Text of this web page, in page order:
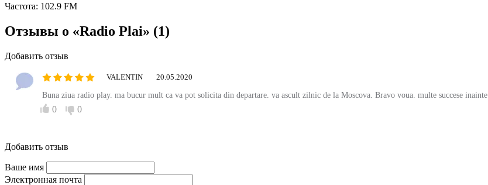
Частота: 102.9 FM
Отзывы о «Radio Plai» (1)
Добавить отзыв
VALENTIN 20.05.2020
Buna ziua radio play. ma bucur mult ca va pot solicita din departare. va ascult zilnic de la Moscova. Bravo voua. multe succese inainte.
0 0
Добавить отзыв
Ваше имя
Электронная почта